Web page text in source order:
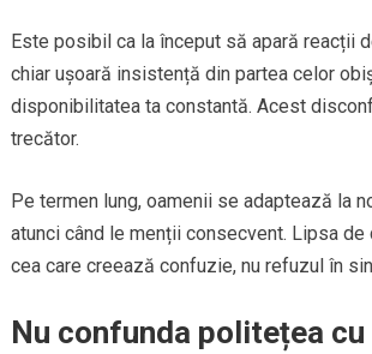
Este posibil ca la început să apară reacții
chiar ușoară insistență din partea celor
disponibilitatea ta constantă. Acest
trecător.
Pe termen lung, oamenii se adaptează la
atunci când le menții consecvent. Lipsa
cea care creează confuzie, nu refuzul în
Nu confunda politețea cu